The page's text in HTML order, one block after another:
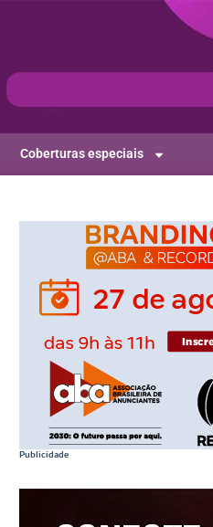
Coberturas especiais
Publicidade